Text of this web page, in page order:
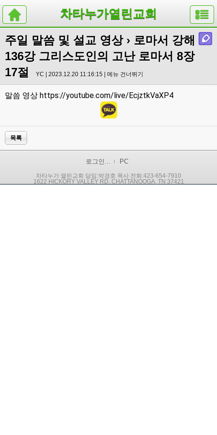
차타누가열린교회
주일 말씀 및 설교 영상› 로마서 강해
136강 그리스도인의 고난 로마서 8장
17절
YC | 2023.12.20 11:16:15 | 메뉴 건너뛰기
말씀 영상 https://youtube.com/live/EcjztkVaXP4
목록
로그인... PC
차타누가 열린교회 담임:박경호 목사 전화:423-654-7910
1622 HICKORY VALLEY RD. CHATTANOOGA, TN 37421